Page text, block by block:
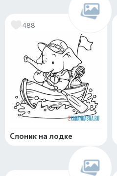
488
Слоник на лодке